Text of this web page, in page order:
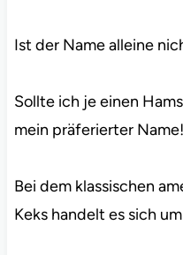
Ist der Name alleine
Sollte ich je einen
mein präferierter Name!
Bei dem klassischen
Keks handelt es sich